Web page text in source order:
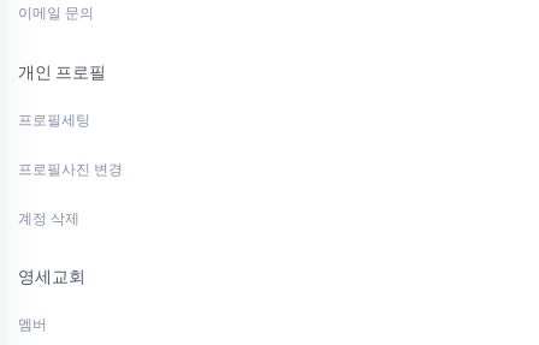
이메일 문의
개인 프로필
프로필세팅
프로필사진 변경
계정 삭제
영세교회
멤버